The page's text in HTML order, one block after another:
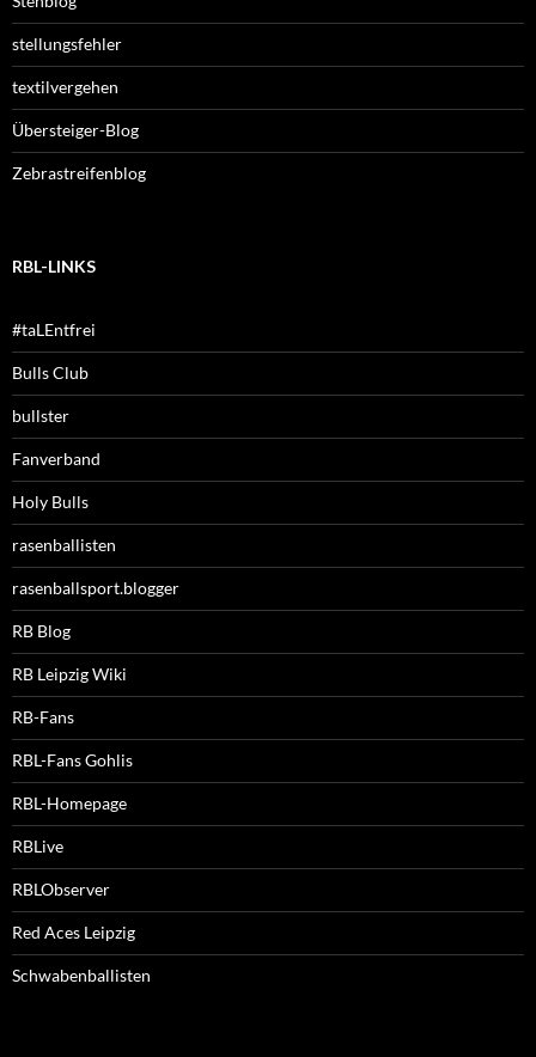
stellungsfehler
textilvergehen
Übersteiger-Blog
Zebrastreifenblog
RBL-LINKS
#taLEntfrei
Bulls Club
bullster
Fanverband
Holy Bulls
rasenballisten
rasenballsport.blogger
RB Blog
RB Leipzig Wiki
RB-Fans
RBL-Fans Gohlis
RBL-Homepage
RBLive
RBLObserver
Red Aces Leipzig
Schwabenballisten